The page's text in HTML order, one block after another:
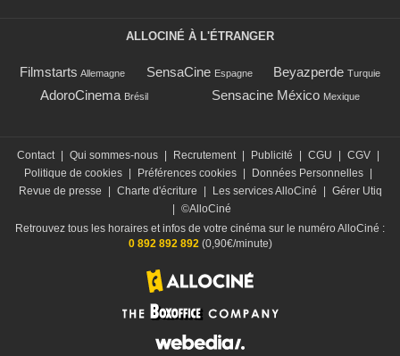
ALLOCINÉ À L'ÉTRANGER
Filmstarts Allemagne SensaCine Espagne Beyazperde Turquie
AdoroCinema Brésil Sensacine México Mexique
Contact Qui sommes-nous Recrutement Publicité CGU CGV
Politique de cookies
Préférences cookies Données Personnelles
Revue de presse
Charte d'écriture Les services AlloCiné
Gérer Utiq
©AlloCiné
Retrouvez tous les horaires et infos de votre cinéma sur le numéro AlloCiné :
0 892 892 892(0,90€/minute)